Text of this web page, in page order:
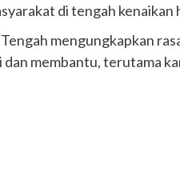
di tengah kenaikan
mengungkapkan
membantu, terutama